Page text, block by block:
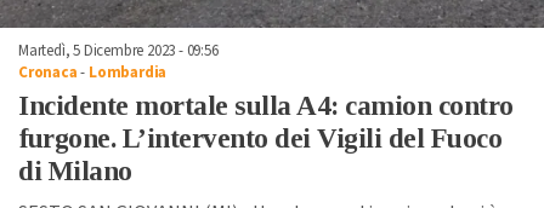
Martedì, 5 Dicembre 2023 - 09:56
Cronaca- Lombardia
Incidente mortale sulla A4: camion contro
furgone. L’intervento dei Vigili del Fuoco
di Milano